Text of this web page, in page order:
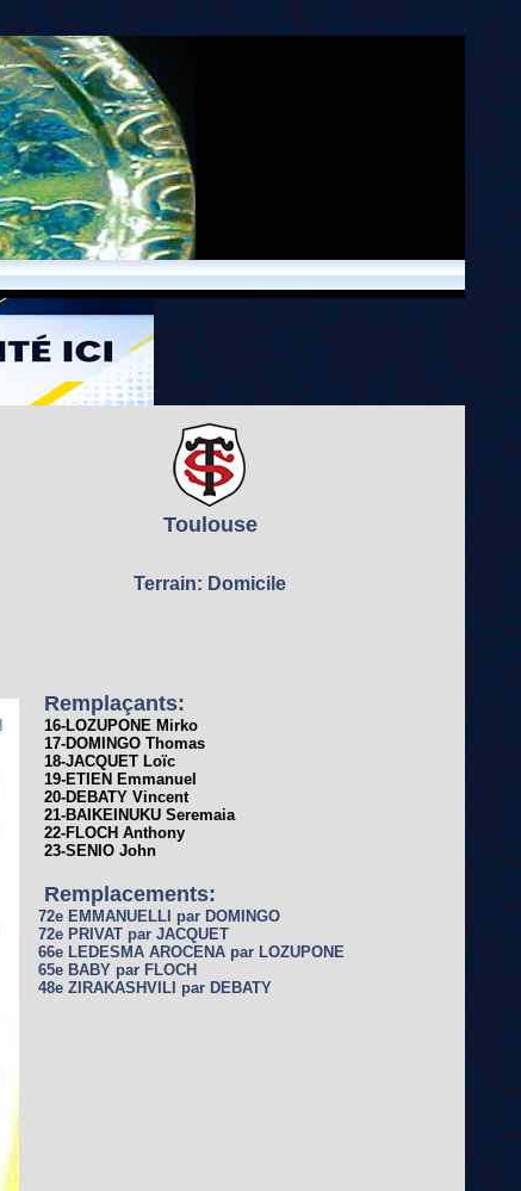
Toulouse
Terrain: Domicile
Remplaçants:
16-LOZUPONE Mirko
17-DOMINGO Thomas
18-JACQUET Loïc
19-ETIEN Emmanuel
20-DEBATY Vincent
21-BAIKEINUKU Seremaia
22-FLOCH Anthony
23-SENIO John
Remplacements:
72e EMMANUELLI par DOMINGO
72e PRIVAT par JACQUET
66e LEDESMA AROCENA par LOZUPONE
65e BABY par FLOCH
48e ZIRAKASHVILI par DEBATY